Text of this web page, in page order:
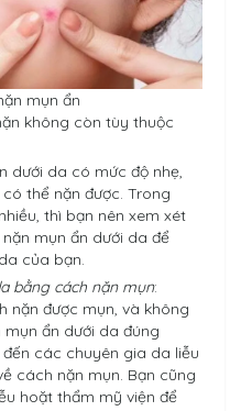
mụn ẩn
không còn tùy thuộc
dưới da có mức độ nhẹ,
thể nặn được. Trong
thì bạn nên xem xét
mụn ẩn dưới da để
của bạn.
bằng cách nặn mụn:
nặn được mụn, và không
ẩn dưới da đúng
các chuyên gia da liễu
cách nặn mụn. Bạn cũng
hoặt thẩm mỹ viện để